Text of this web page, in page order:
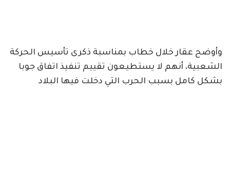
وأوضح عقار خلال خطاب بمناسبة ذكرى تأسيس الحركة
الشعبية، أنهم لا يستطيعون تقييم تنفيذ اتفاق جوبا
بشكل كامل بسبب الحرب التي دخلت فيها البلاد